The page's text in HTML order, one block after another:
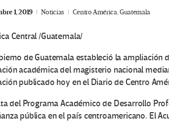
1, 2019 Noticias Centro América,Guatemala
Central /Guatemala/
de Guatemala estableció la
académica del magisterio nacional
publicado hoy en el Diario de Centro
del Programa Académico de Desarrollo
pública en el país centroamericano. El